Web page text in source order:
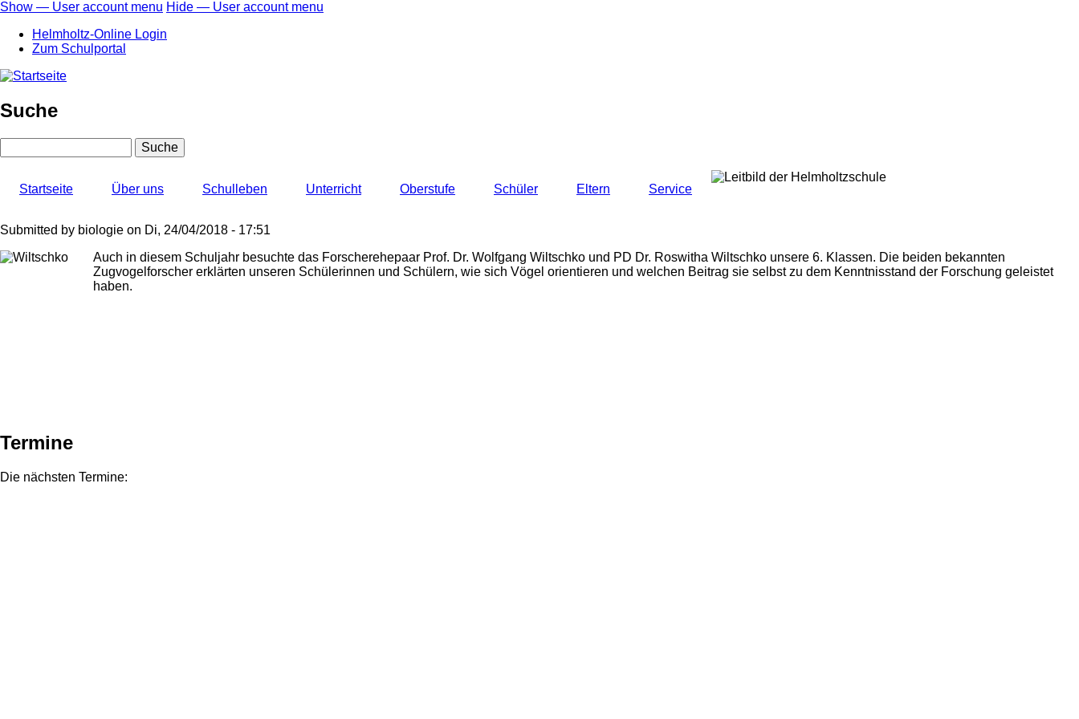
Direkt
Inhalt
User
account
menu
Show — User account menu Hide — User account menu
Helmholtz-Online Login
Zum Schulportal
Suche
Startseite Über uns Schulleben Unterricht Oberstufe Schüler Eltern Service
Submitted by biologie on Di, 24/04/2018 - 17:51
Auch in diesem Schuljahr besuchte das Forscherehepaar Prof. Dr. Wolfgang Wiltschko und PD Dr. Roswitha Wiltschko unsere 6. Klassen. Die beiden bekannten
Zugvogelforscher erklärten unseren Schülerinnen und Schülern, wie sich Vögel orientieren und welchen Beitrag sie selbst zu dem Kenntnisstand der Forschung geleistet
haben.
Termine
Die nächsten Termine: